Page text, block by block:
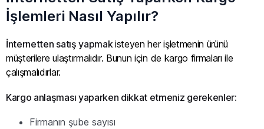
İşlemleri Nasıl Yapılır?
İnternetten satış yapmakisteyen her işletmenin ürünü
müşterilere ulaştırmalıdır. Bunun için de kargo firmaları ile
çalışmalıdırlar.
Kargo anlaşması yaparken dikkat etmeniz gerekenler:
Firmanın şube sayısı